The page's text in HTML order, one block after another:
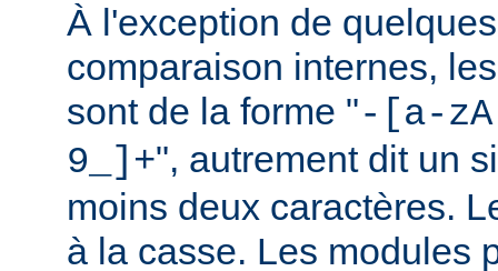
À l'exception de
comparaison internes,
sont de la forme "-[a-
9_]+", autrement dit un
moins deux caractères.
à la casse. Les modules